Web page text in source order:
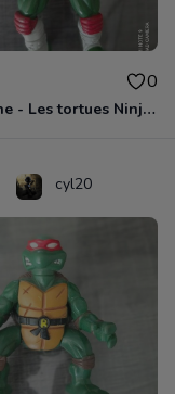
0
Figurine - Les tortues Ninja - Raphael
cyl20